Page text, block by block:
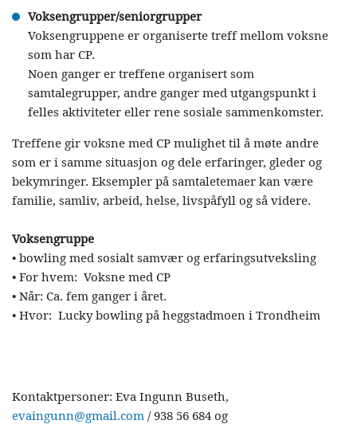
Voksengrupper/seniorgrupper
Voksengruppene er organiserte treff mellom voksne
som har CP.
Noen ganger er treffene organisert som
samtalegrupper, andre ganger med utgangspunkt i
felles aktiviteter eller rene sosiale sammenkomster.
Treffene gir voksne med CP mulighet til å møte andre
som er i samme situasjon og dele erfaringer, gleder og
bekymringer. Eksempler på samtaletemaer kan være
familie, samliv, arbeid, helse, livspåfyll og så videre.
Voksengruppe
• bowling med sosialt samvær og erfaringsutveksling
• For hvem: Voksne med CP
• Når: Ca. fem ganger i året.
• Hvor: Lucky bowling på heggstadmoen i Trondheim
Kontaktpersoner: Eva Ingunn Buseth,
evaingunn@gmail.com / 938 56 684 og